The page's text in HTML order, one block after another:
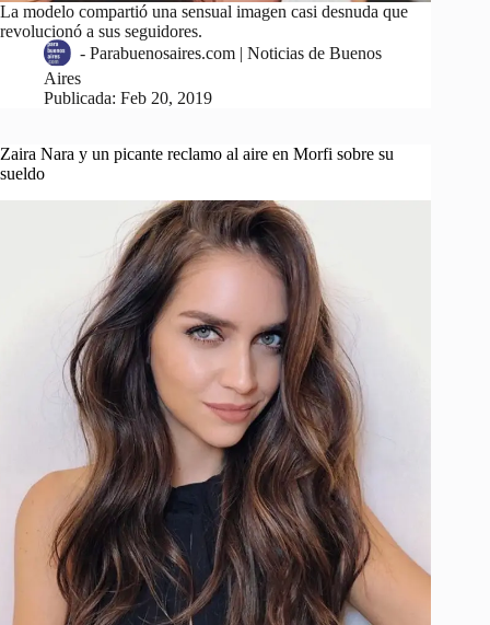
La modelo compartió una sensual imagen casi desnuda que
revolucionó a sus seguidores.
- Parabuenosaires.com | Noticias de Buenos
Aires
Publicada: Feb 20, 2019
Zaira Nara y un picante reclamo al aire en Morfi sobre su
sueldo